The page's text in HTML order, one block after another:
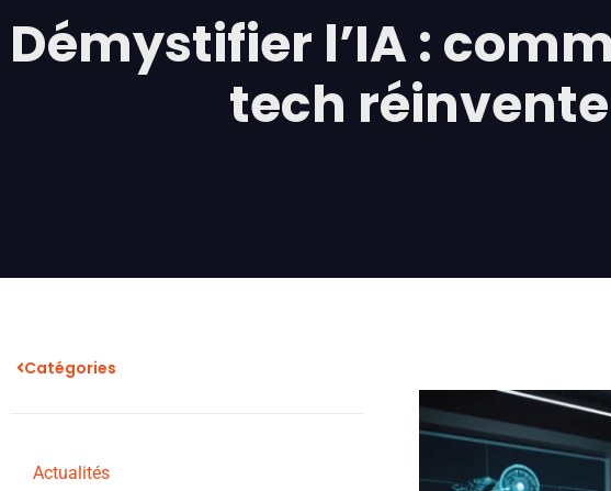
Démystifier l’IA :
tech
Catégories
Actualités